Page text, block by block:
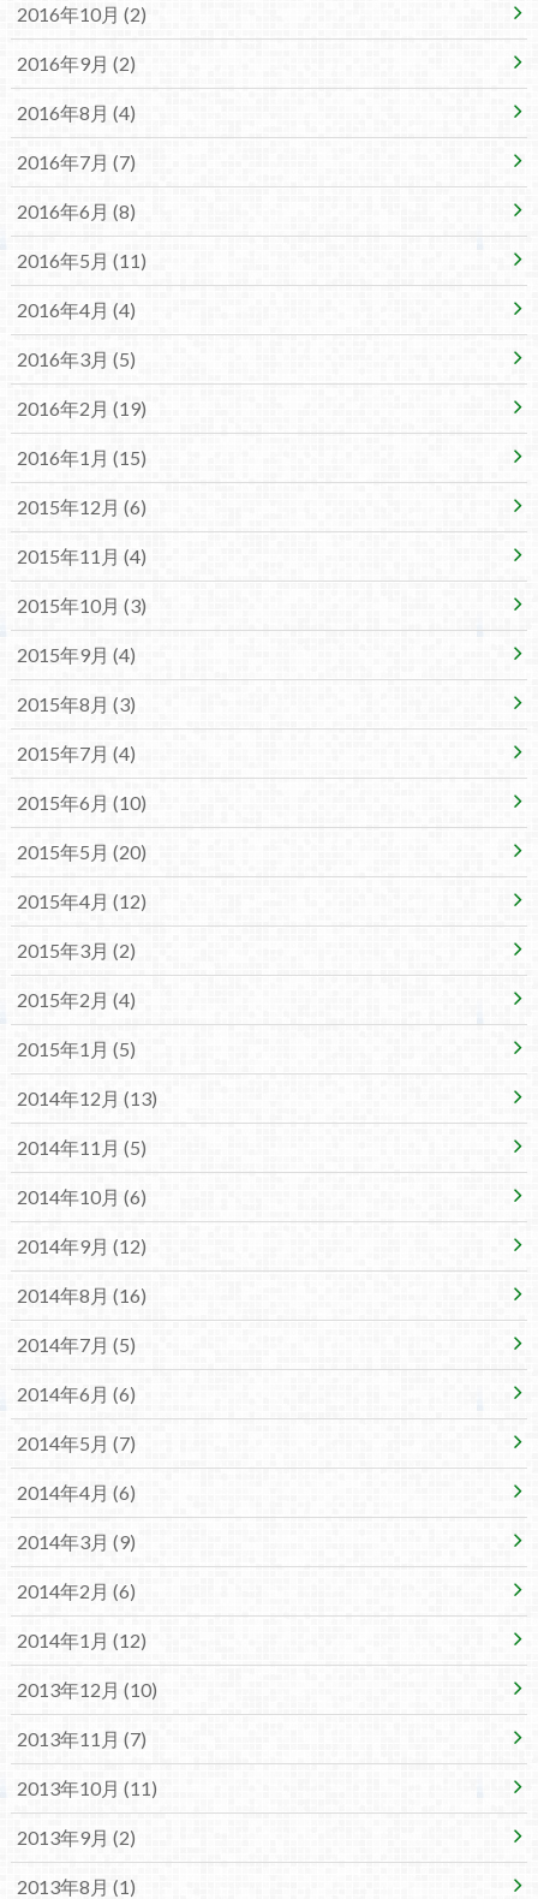
2016年10月 (2)
2016年9月 (2)
2016年8月 (4)
2016年7月 (7)
2016年6月 (8)
2016年5月 (11)
2016年4月 (4)
2016年3月 (5)
2016年2月 (19)
2016年1月 (15)
2015年12月 (6)
2015年11月 (4)
2015年10月 (3)
2015年9月 (4)
2015年8月 (3)
2015年7月 (4)
2015年6月 (10)
2015年5月 (20)
2015年4月 (12)
2015年3月 (2)
2015年2月 (4)
2015年1月 (5)
2014年12月 (13)
2014年11月 (5)
2014年10月 (6)
2014年9月 (12)
2014年8月 (16)
2014年7月 (5)
2014年6月 (6)
2014年5月 (7)
2014年4月 (6)
2014年3月 (9)
2014年2月 (6)
2014年1月 (12)
2013年12月 (10)
2013年11月 (7)
2013年10月 (11)
2013年9月 (2)
2013年8月 (1)